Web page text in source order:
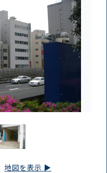
地図を表示 ▶︎